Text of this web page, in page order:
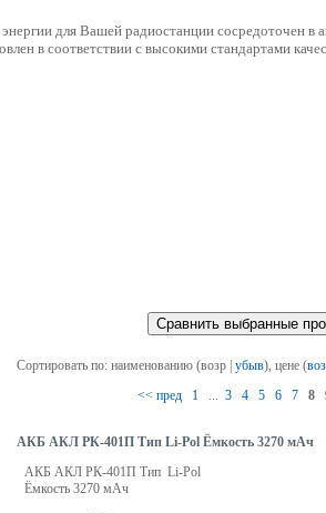
для Вашей радиостанции сосредоточен
в соответствии с высокими стандартами
Сортировать по: наименованию (возр | убыв), цене (
<< пред
1 ... 3 4 5 6 7 8
АКБ АКЛ РК-401П Тип Li-Pol Ёмкость 3270 мАч
АКБ АКЛ РК-401П Тип Li-Pol
Ёмкость 3270 мАч